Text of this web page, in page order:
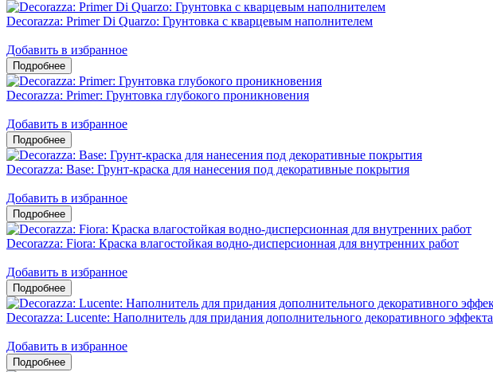
Decorazza: Primer Di Quarzo: Грунтовка с кварцевым наполнителем
Добавить в избранное
Decorazza: Primer: Грунтовка глубокого проникновения
Добавить в избранное
Decorazza: Base: Грунт-краска для нанесения под декоративные покрытия
Добавить в избранное
Decorazza: Fiora: Краска влагостойкая водно-дисперсионная для внутренних работ
Добавить в избранное
Decorazza: Lucente: Наполнитель для придания дополнительного декоративного эффекта
Добавить в избранное